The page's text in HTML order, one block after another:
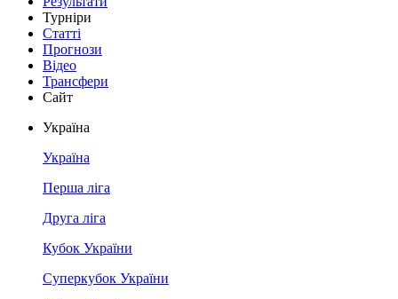
Турніри
Статті
Прогнози
Відео
Трансфери
Сайт
Україна
Україна
Перша ліга
Друга ліга
Кубок України
Суперкубок України